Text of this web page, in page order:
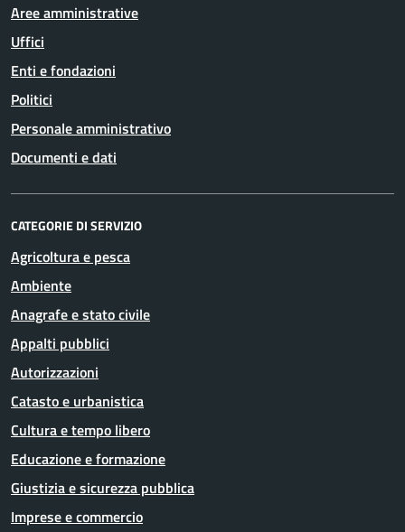
Aree amministrative
Uffici
Enti e fondazioni
Politici
Personale amministrativo
Documenti e dati
CATEGORIE DI SERVIZIO
Agricoltura e pesca
Ambiente
Anagrafe e stato civile
Appalti pubblici
Autorizzazioni
Catasto e urbanistica
Cultura e tempo libero
Educazione e formazione
Giustizia e sicurezza pubblica
Imprese e commercio